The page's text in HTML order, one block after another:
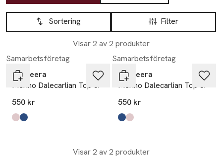
Hoppa till produktsidan
Filter
Sortering
Visar 2 av 2 produkter
Lista över produkter
Samarbetsföretag
Bagheera
Merino Dalecarlian Top Jr
550 kr
Produkten finns i färgerna:
pink/dark grey
navy/turquoise
Samarbetsföretag
Bagheera
Merino Dalecarlian Top Jr
550 kr
Produkten finns i färgerna:
navy/turquoise
pink/dark grey
Visar 2 av 2 produkter